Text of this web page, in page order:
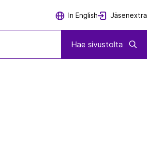
In English Jäsenextra
Hae sivustolta